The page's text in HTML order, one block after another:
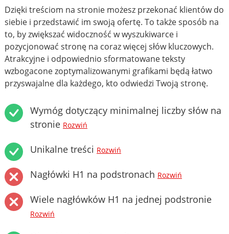
Dzięki treściom na stronie możesz przekonać klientów do
siebie i przedstawić im swoją ofertę. To także sposób na
to, by zwiększać widoczność w wyszukiwarce i
pozycjonować stronę na coraz więcej słów kluczowych.
Atrakcyjne i odpowiednio sformatowane teksty
wzbogacone zoptymalizowanymi grafikami będą łatwo
przyswajalne dla każdego, kto odwiedzi Twoją stronę.
Wymóg dotyczący minimalnej liczby słów na
stronie Rozwiń
Unikalne treści Rozwiń
Nagłówki H1 na podstronach Rozwiń
Wiele nagłówków H1 na jednej podstronie
Rozwiń